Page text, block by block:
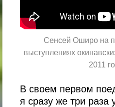
Сенсей Оширо на
выступлениях
2011
В своем первом
я сразу же три раза